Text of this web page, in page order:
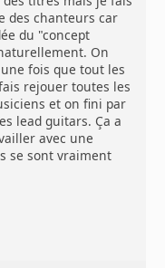
des chanteurs car
du "concept
On
fois que tout les
rejouer toutes les
et on fini par
lead guitars. Ça a
avec une
se sont vraiment